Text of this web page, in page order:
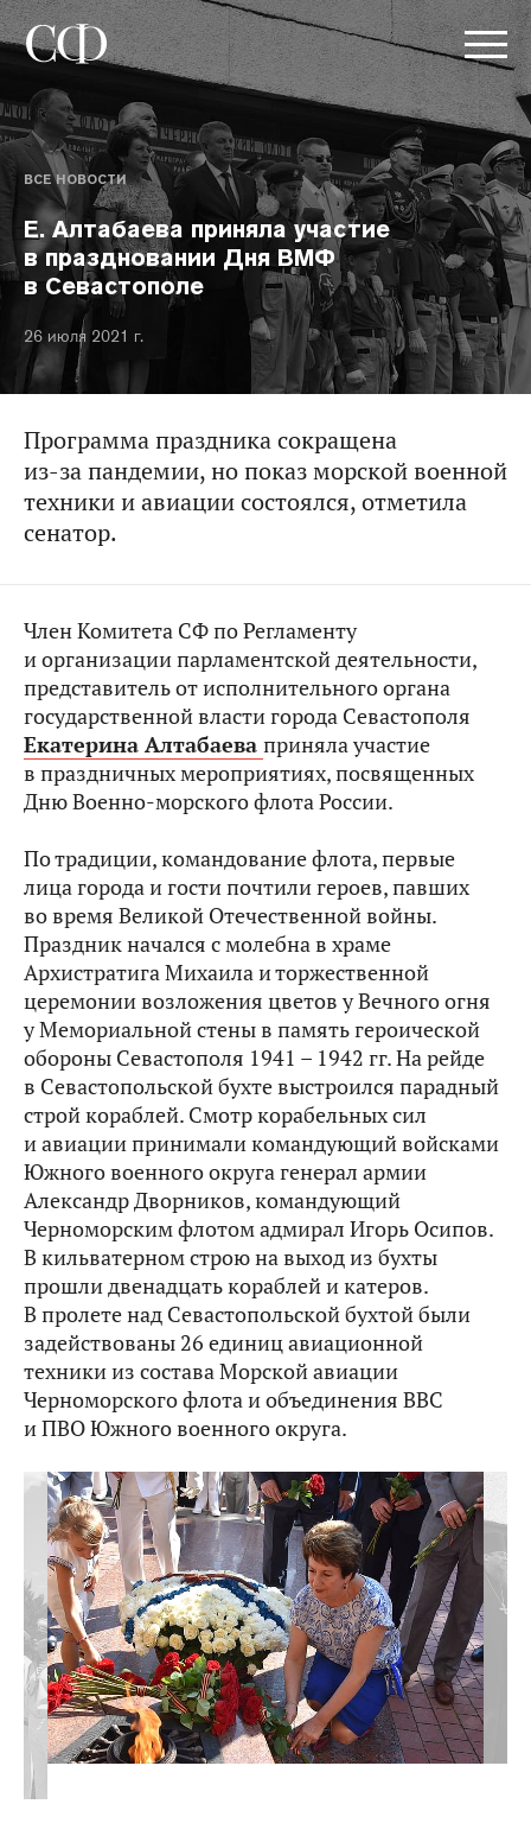
ВСЕ НОВОСТИ
Е. Алтабаева приняла участие
в праздновании Дня ВМФ
в Севастополе
26 июля 2021 г.
Программа праздника сокращена
из‑за пандемии, но показ морской военной
техники и авиации состоялся, отметила
сенатор.
Член Комитета СФ по Регламенту
и организации парламентской деятельности,
представитель от исполнительного органа
государственной власти города Севастополя
Екатерина Алтабаева приняла участие
в праздничных мероприятиях, посвященных
Дню Военно-морского флота России.
По традиции, командование флота, первые
лица города и гости почтили героев, павших
во время Великой Отечественной войны.
Праздник начался с молебна в храме
Архистратига Михаила и торжественной
церемонии возложения цветов у Вечного огня
у Мемориальной стены в память героической
обороны Севастополя 1941 – 1942 гг. На рейде
в Севастопольской бухте выстроился парадный
строй кораблей. Смотр корабельных сил
и авиации принимали командующий войсками
Южного военного округа генерал армии
Александр Дворников, командующий
Черноморским флотом адмирал Игорь Осипов.
В кильватерном строю на выход из бухты
прошли двенадцать кораблей и катеров.
В пролете над Севастопольской бухтой были
задействованы 26 единиц авиационной
техники из состава Морской авиации
Черноморского флота и объединения ВВС
и ПВО Южного военного округа.